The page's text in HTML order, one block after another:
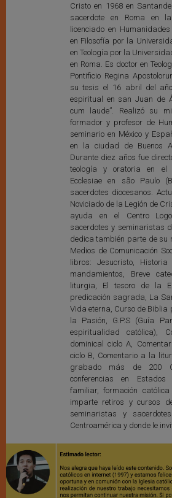
Cristo en 1968 en
sacerdote en Roma en
licenciado en
en Filosofía por la
en Teología por la
en Roma. Es doctor en
Pontificio Regina
su tesis el 16 abril del
espiritual en san Juan de
cum laude”. Realizó su
formador y profesor de
seminario en México y
en la ciudad de Buenos
Durante diez años fue
teología y oratoria en el
Ecclesiae en são Paulo
sacerdotes diocesanos.
Noviciado de la Legión de
ayuda en el Centro
sacerdotes y seminaristas
dedica también parte de su
Medios de Comunicación
libros: Jesucristo,
mandamientos, Breve
liturgia, El tesoro de la
predicación sagrada, La
Vida eterna, Curso de Biblia
la Pasión, G.P.S (Guía
espiritualidad católica),
dominical ciclo A,
ciclo B, Comentario a la
grabado más de 200
conferencias en
familiar, formación
imparte retiros y cursos
seminaristas y
Centroamérica y donde le